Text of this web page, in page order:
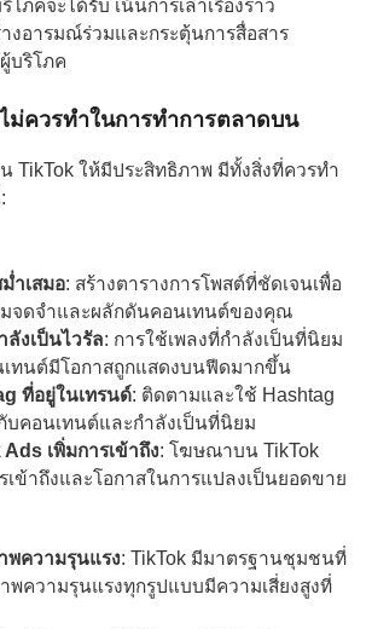
ภคจะได้รับ เน้นการเล่าเรื่องราว
งอารมณ์ร่วมและกระตุ้นการสื่อสาร
บริโภค
ม่ควรทำในการทำการตลาดบน
TikTok ให้มีประสิทธิภาพ มีทั้งสิ่งที่ควรทำ
ำเสมอ: สร้างตารางการโพสต์ที่ชัดเจนเพื่อ
จดจำและผลักดันคอนเทนต์ของคุณ
ลังเป็นไวรัล: การใช้เพลงที่กำลังเป็นที่นิยม
ทนต์มีโอกาสถูกแสดงบนฟีดมากขึ้น
ที่อยู่ในเทรนด์: ติดตามและใช้ Hashtag
บคอนเทนต์และกำลังเป็นที่นิยม
เพิ่มการเข้าถึง: โฆษณาบน TikTok
เข้าถึงและโอกาสในการแปลงเป็นยอดขาย
พความรุนแรง: TikTok มีมาตรฐานชุมชนที่
าพความรุนแรงทุกรูปแบบมีความเสี่ยงสูงที่